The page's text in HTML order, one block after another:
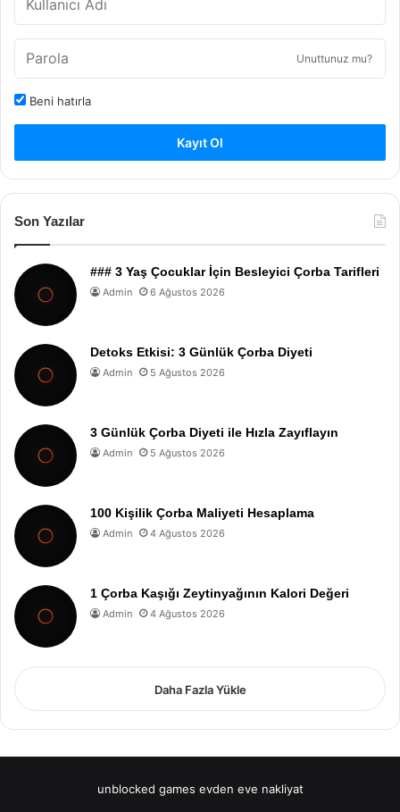
Unuttunuz mu?
Beni hatırla
Kayıt Ol
Son Yazılar
### 3 Yaş Çocuklar İçin Besleyici Çorba Tarifleri
Admin 6 Ağustos 2026
Detoks Etkisi: 3 Günlük Çorba Diyeti
Admin 5 Ağustos 2026
3 Günlük Çorba Diyeti ile Hızla Zayıflayın
Admin 5 Ağustos 2026
100 Kişilik Çorba Maliyeti Hesaplama
Admin 4 Ağustos 2026
1 Çorba Kaşığı Zeytinyağının Kalori Değeri
Admin 4 Ağustos 2026
Daha Fazla Yükle
unblocked games evden eve nakliyat